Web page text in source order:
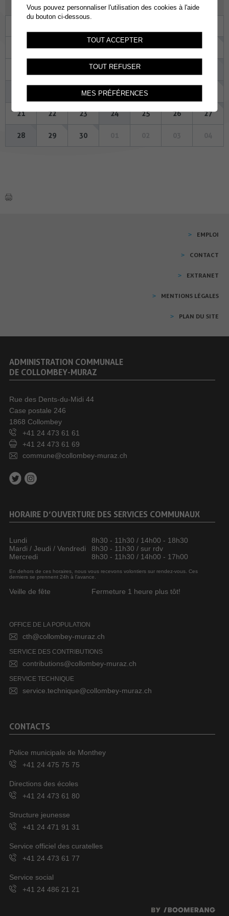
SEPTEMBRE 2026
01 02 03 04 05
10
16 17 18
21 22 23 24 25 26 27
28 29 30
EMPLOI
CONTACT
EXTRANET
MENTIONS LÉGALES
PLAN DU SITE
ADMINISTRATION COMMUNALE
DE COLLOMBEY-MURAZ
Rue des Dents-du-Midi 44
Case postale 246
1868 Collombey
+41 24 473 61 61
+41 24 473 61 69
commune@collombey-muraz.ch
HORAIRE D’OUVERTURE DES SERVICES COMMUNAUX
Lundi
8h30 - 11h30 / 14h00 - 18h30
Mardi / Jeudi / Vendredi
8h30 - 11h30 / sur rdv
Mercredi
8h30 - 11h30 / 14h00 - 17h00
En dehors de ces horaires, nous vous recevons volontiers sur rendez-vous. Ces
derniers se prennent 24h à l’avance.
Veille de fête Fermeture 1 heure plus tôt!
OFFICE DE LA POPULATION
cth@collombey-muraz.ch
SERVICE DES CONTRIBUTIONS
contributions@collombey-muraz.ch
SERVICE TECHNIQUE
service.technique@collombey-muraz.ch
CONTACTS
Police municipale de Monthey
+41 24 475 75 75
Directions des écoles
+41 24 473 61 80
Structure jeunesse
+41 24 471 91 31
Service officiel des curatelles
+41 24 473 61 77
Service social
+41 24 486 21 21
Vous pouvez personnaliser l'utilisation des cookies à l'aide
du bouton ci-dessous.
TOUT ACCEPTER
TOUT REFUSER
MES PRÉFÉRENCES